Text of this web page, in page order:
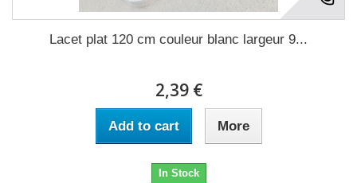
Lacet plat 120 cm couleur blanc largeur 9...
2,39 €
Add to cart More
In Stock